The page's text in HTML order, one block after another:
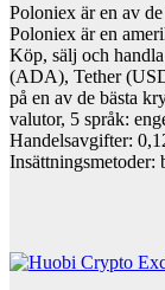
Poloniex är en av
Poloniex är en
Köp, sälj och
(ADA), Tether
på en av de bästa
valutor, 5 språk:
Handelsavgifter: